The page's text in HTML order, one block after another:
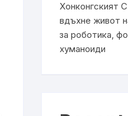
Хонконгският
вдъхне живот
за роботика,
хуманоиди